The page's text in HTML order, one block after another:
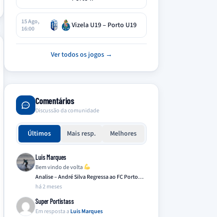
15 Ago,
16:00
Vizela U19 – Porto U19
Ver todos os jogos →
Comentários
Discussão da comunidade
Últimos Mais resp. Melhores
Luis Marques
Bem vindo de volta
Analise – André Silva Regressa ao FC Porto…
há 2 meses
Super Portistass
Em resposta a Luis Marques